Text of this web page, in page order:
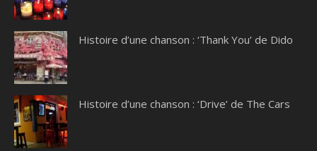
Histoire d’une chanson : ‘Thank You’ de Dido
Histoire d’une chanson : ‘Drive’ de The Cars